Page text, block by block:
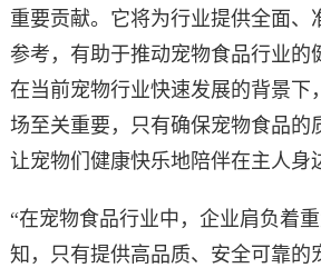
重要贡献。它将为行业提供全面、
参考，有助于推动宠物食品行业的
在当前宠物行业快速发展的背景下
场至关重要，只有确保宠物食品的
让宠物们健康快乐地陪伴在主人身
“在宠物食品行业中，企业肩负着
知，只有提供高品质、安全可靠的